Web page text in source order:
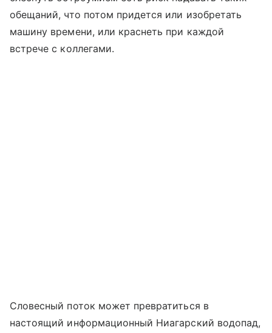
обещаний, что потом придется или изобретать
машину времени, или краснеть при каждой
встрече с коллегами.
Словесный поток может превратиться в
настоящий информационный Ниагарский водопад,